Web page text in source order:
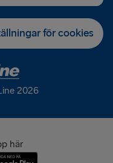
för cookies
2026
här